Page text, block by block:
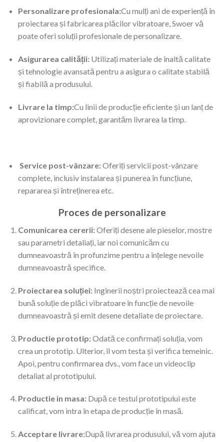
Personalizare profesionala:Cu mulți ani de experiență în
proiectarea și fabricarea plăcilor vibratoare, Swoer vă
poate oferi soluții profesionale de personalizare.
Asigurarea calității: Utilizați materiale de înaltă calitate
și tehnologie avansată pentru a asigura o calitate stabilă
și fiabilă a produsului.
Livrare la timp:Cu linii de producție eficiente și un lanț de
aprovizionare complet, garantăm livrarea la timp.
Service post-vânzare:Oferiți servicii post-vânzare
complete, inclusiv instalarea și punerea în funcțiune,
repararea și întreținerea etc.
Proces de personalizare
Comunicarea cererii:Oferiți desene ale pieselor, mostre
sau parametri detaliați, iar noi comunicăm cu
dumneavoastră în profunzime pentru a înțelege nevoile
dumneavoastră specifice.
Proiectarea soluției: Inginerii noștri proiectează cea mai
bună soluție de plăci vibratoare în funcție de nevoile
dumneavoastră și emit desene detaliate de proiectare.
Productie prototip:Odată ce confirmați soluția, vom
crea un prototip. Ulterior, îl vom testa și verifica temeinic.
Apoi, pentru confirmarea dvs., vom face un videoclip
detaliat al prototipului.
Productie in masa: După ce testul prototipului este
calificat, vom intra în etapa de producție în masă.
Acceptare livrare:După livrarea produsului, vă vom ajuta